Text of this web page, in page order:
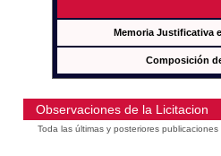
Memoria Justificativa
Composición
Observaciones de la Licitacion
Toda las últimas y posteriores